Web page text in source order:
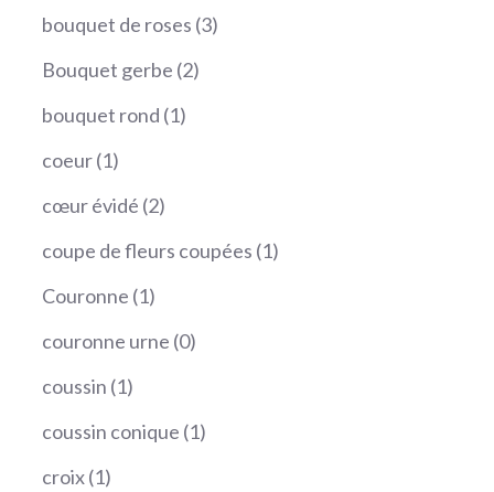
produits
bouquet de roses 33
Bouquet gerbe 22
bouquet rond 11
coeur 11
produit
cœur évidé 22
produits
coupe de fleurs coupées 11
Couronne 11
produit
couronne urne 00
coussin 11
produit
coussin conique 11
croix 11